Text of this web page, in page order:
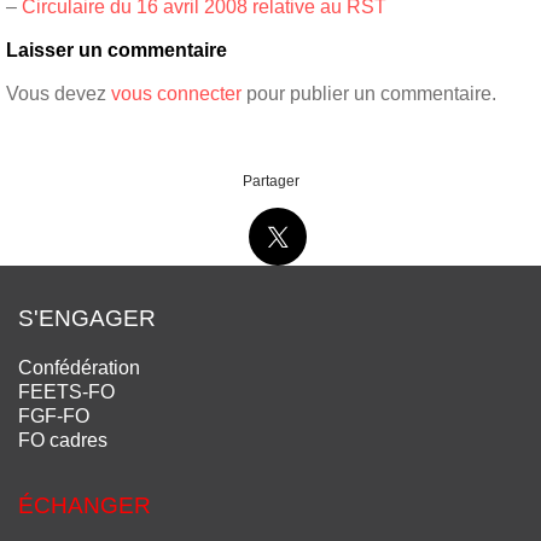
– Circulaire du 16 avril 2008 relative au RST
Laisser un commentaire
Vous devez vous connecter pour publier un commentaire.
Partager
S'ENGAGER
Confédération
FEETS-FO
FGF-FO
FO cadres
ÉCHANGER